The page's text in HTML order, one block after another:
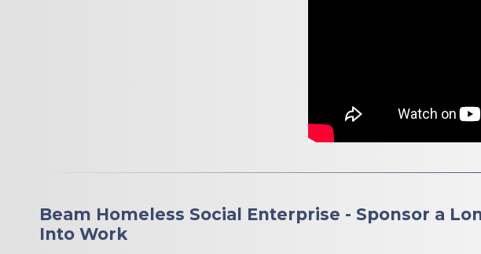
Beam Homeless Social Enterprise - Sponsor a
Into Work